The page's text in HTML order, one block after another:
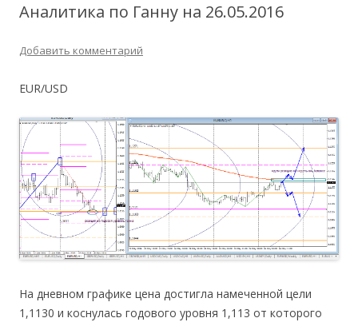
Аналитика по Ганну на 26.05.2016
Добавить комментарий
EUR/USD
На дневном графике цена достигла намеченной цели
1,1130 и коснулась годового уровня 1,113 от которого